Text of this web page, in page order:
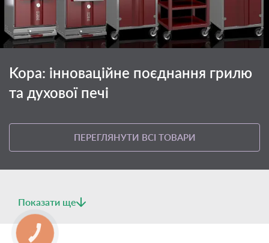
Kopa: інноваційне поєднання грилю
та духової печі
ПЕРЕГЛЯНУТИ ВСІ ТОВАРИ
Показати ще
КНОПКА
СВЯЗИ